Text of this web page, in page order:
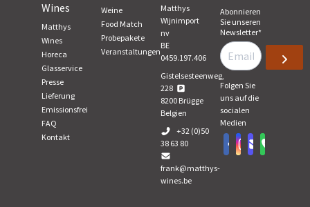
Wines
Matthys
Wines
Horeca
Glasservice
Presse
Lieferung
Emissionsfrei
FAQ
Kontakt
Weine
Food Match
Probepakete
Veranstaltungen
Matthys
Wijnimport
nv
BE
0459.197.406
Gistelsesteenweg,
228
8200 Brügge
Belgien
+32 (0)50
38 63 80
frank@matthys-
wines.be
Abonnieren
Sie unseren
Newsletter*
Folgen Sie
uns auf die
socialen
Medien